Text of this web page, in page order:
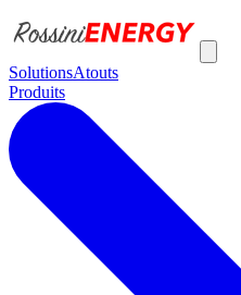
SolutionsAtouts
Produits